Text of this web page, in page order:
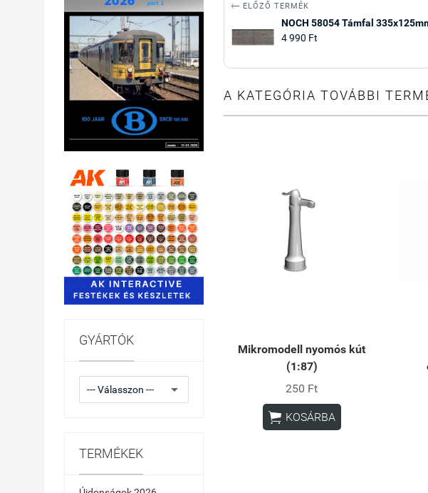
GYÁRTÓK
TERMÉKEK
 ELŐZŐ TERMÉK
NOCH 58054 Támfal
4 990 Ft
A KATEGÓRIA TOVÁBBI
Mikromodell nyomós kút
(1:87)
250 Ft
 KOSÁRBA